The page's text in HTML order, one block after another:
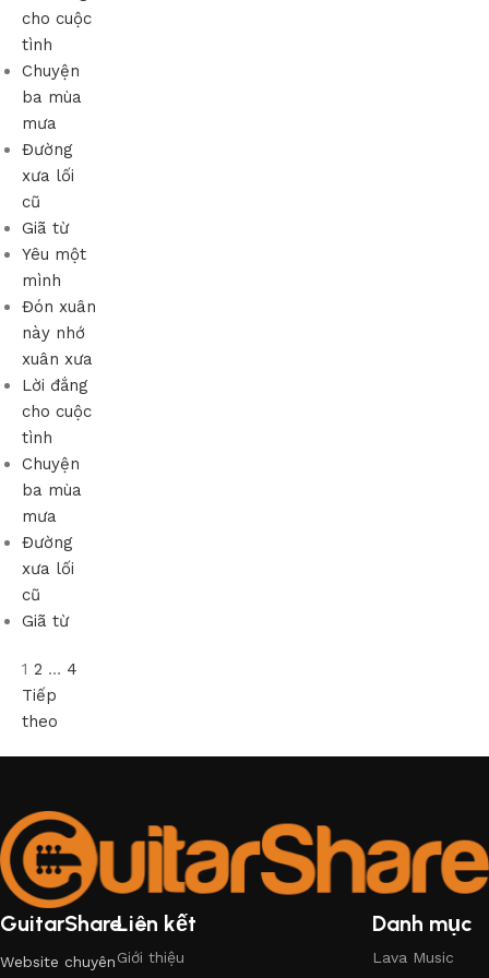
cho cuộc
tình
Chuyện
ba mùa
mưa
Đường
xưa lối
cũ
Giã từ
Yêu một
mình
Đón xuân
này nhớ
xuân xưa
Lời đắng
cho cuộc
tình
Chuyện
ba mùa
mưa
Đường
xưa lối
cũ
Giã từ
1 2 … 4
Tiếp
theo
GuitarShare
Website chuyên
Liên kết
Giới thiệu
Danh mục
Lava Music